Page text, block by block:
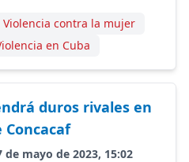
Violencia contra la mujer
en Cuba
duros rivales en
Concacaf
mayo de 2023, 15:02